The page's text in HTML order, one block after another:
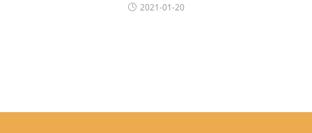
2021-01-20